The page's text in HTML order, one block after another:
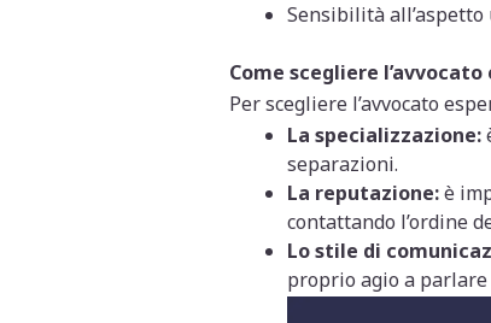
Sensibilità
Come scegliere
Per scegliere l’avvocato
La specializzazione:
separazioni.
La reputazione:è
contattando l’ordine
Lo stile di
proprio agio a